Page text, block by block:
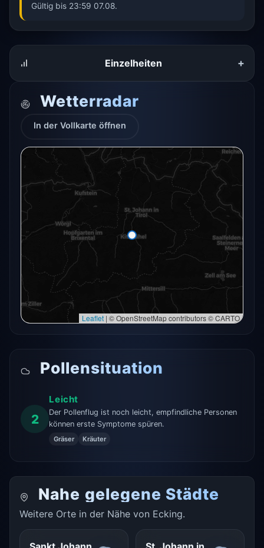
Gültig bis 23:59 07.08.
Einzelheiten +
Wetterradar
In der Vollkarte öffnen
Das Radar für diesen Ort konnte gerade nicht
geladen werden.
In der Vollkarte öffnen
Erneut versuchen
In der Vollkarte öffnen →
Leaflet | © OpenStreetMap contributors © CARTO
Pollensituation
2
Leicht
Der Pollenflug ist noch leicht, empfindliche Personen
können erste Symptome spüren.
Gräser Kräuter
Nahe gelegene Städte
Weitere Orte in der Nähe von Ecking.